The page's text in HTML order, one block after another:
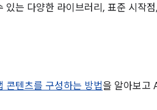
있는 다양한 라이브러리, 표준 시작
콘텐츠를 구성하는 방법을 알아보고